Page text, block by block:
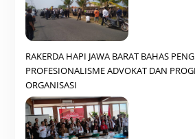
RAKERDA HAPI JAWA BARAT BAHAS
PROFESIONALISME ADVOKAT DAN
ORGANISASI